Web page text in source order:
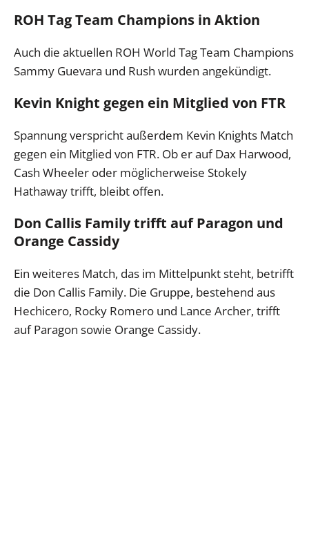
ROH Tag Team Champions in Aktion
Auch die aktuellen ROH World Tag Team Champions
Sammy Guevara und Rush wurden angekündigt.
Kevin Knight gegen ein Mitglied von FTR
Spannung verspricht außerdem Kevin Knights Match
gegen ein Mitglied von FTR. Ob er auf Dax Harwood,
Cash Wheeler oder möglicherweise Stokely
Hathaway trifft, bleibt offen.
Don Callis Family trifft auf Paragon und
Orange Cassidy
Ein weiteres Match, das im Mittelpunkt steht, betrifft
die Don Callis Family. Die Gruppe, bestehend aus
Hechicero, Rocky Romero und Lance Archer, trifft
auf Paragon sowie Orange Cassidy.